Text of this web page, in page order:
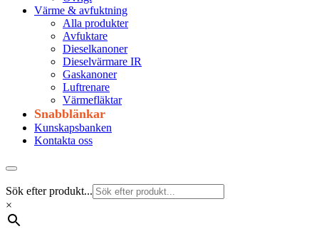
Värme & avfuktning
Alla produkter
Avfuktare
Dieselkanoner
Dieselvärmare IR
Gaskanoner
Luftrenare
Värmefläktar
Snabblänkar
Kunskapsbanken
Kontakta oss
Sök efter produkt...
×